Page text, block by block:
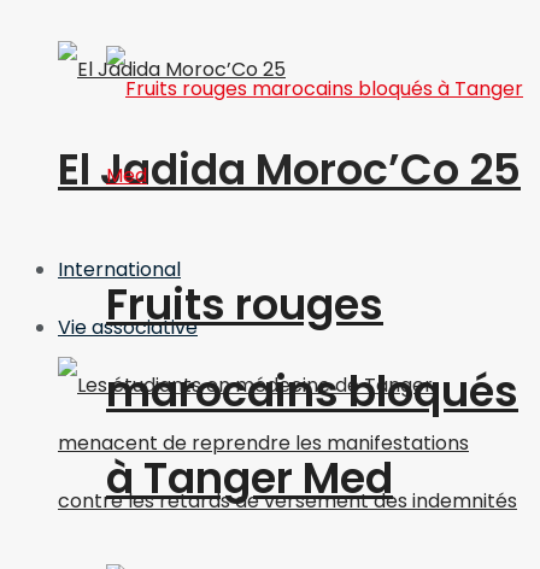
El Jadida Moroc’Co 25
International
Vie associative
Fruits rouges
marocains bloqués
à Tanger Med